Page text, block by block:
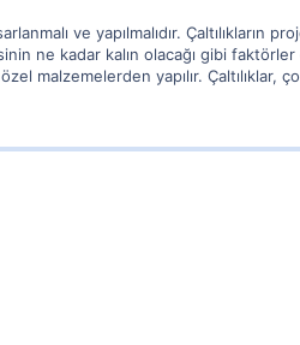
ve yapılmalıdır. Çaltılıkların
ne kadar kalın olacağı gibi
malzemelerden yapılır. Çaltılıklar,